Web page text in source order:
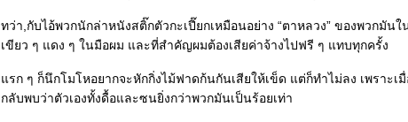
ทว่า,กับไอ้พวกนักล่าหนังสติ๊กตัวกะเปี๊ยกเหมือนอย่าง “ตาหลวง” ของพวกมัน
เขียว ๆ แดง ๆ ในมือผม และที่สำคัญผมต้องเสียค่าจ้างไปฟรี ๆ แทบทุกครั้ง
รก ๆ ก็นึกโมโหอยากจะหักกิ่งไม้ฟาดก้นกันเสียให้เข็ด แต่ก็ทำไม่ลง เพราะเ
กลับพบว่าตัวเองทั้งดื้อและซนยิ่งกว่าพวกมันเป็นร้อยเท่า